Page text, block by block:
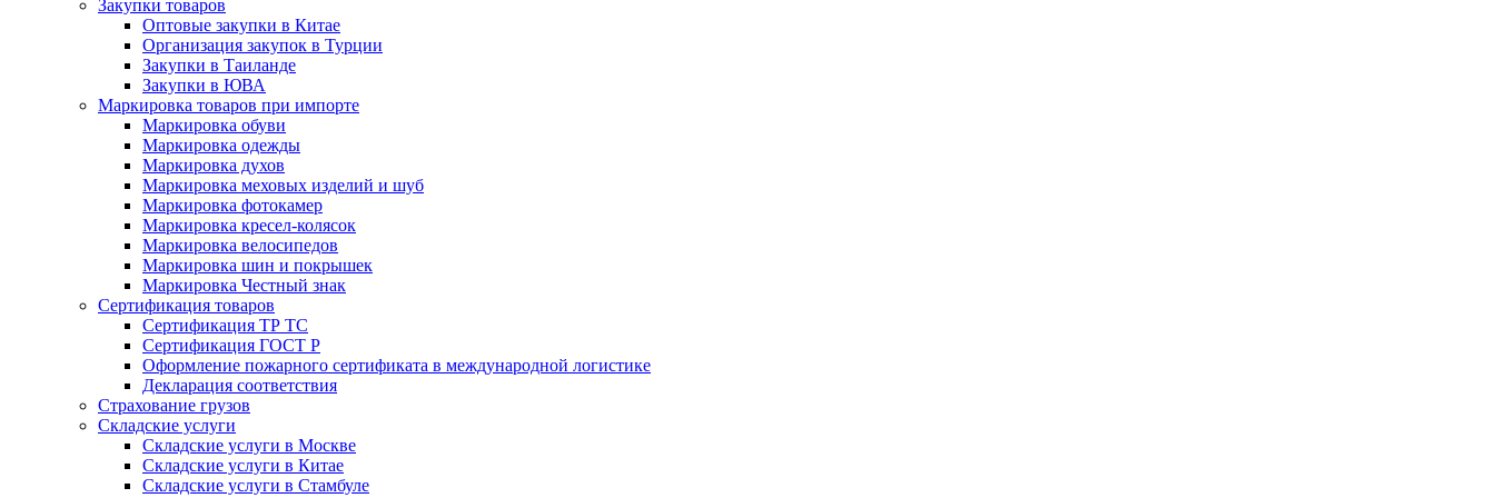
Закупки товаров
Оптовые закупки в Китае
Организация закупок в Турции
Закупки в Таиланде
Закупки в ЮВА
Маркировка товаров при импорте
Маркировка обуви
Маркировка одежды
Маркировка духов
Маркировка меховых изделий и шуб
Маркировка фотокамер
Маркировка кресел-колясок
Маркировка велосипедов
Маркировка шин и покрышек
Маркировка Честный знак
Сертификация товаров
Сертификация ТР ТС
Сертификация ГОСТ Р
Оформление пожарного сертификата в международной логистике
Декларация соответствия
Страхование грузов
Складские услуги
Складские услуги в Москве
Складские услуги в Китае
Складские услуги в Стамбуле